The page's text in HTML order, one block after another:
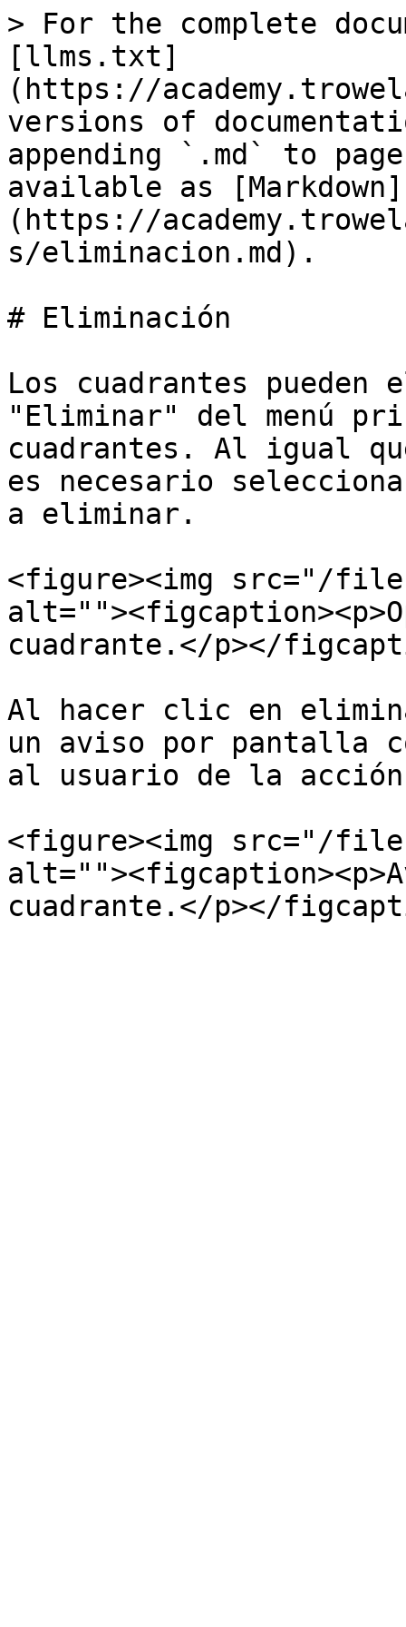
> For the complete
[llms.txt]
(https://
versions of
appending `.md` to
available as [Markdown]
(https://
s/eliminacion.md).
# Eliminación
Los cuadrantes
"Eliminar" del menú
cuadrantes. Al igual
es necesario
a eliminar.
<figure><img src="/files/
cuadrante.</p></
Al hacer clic en
un aviso por pantalla
al usuario de la
<figure><img src="/files/